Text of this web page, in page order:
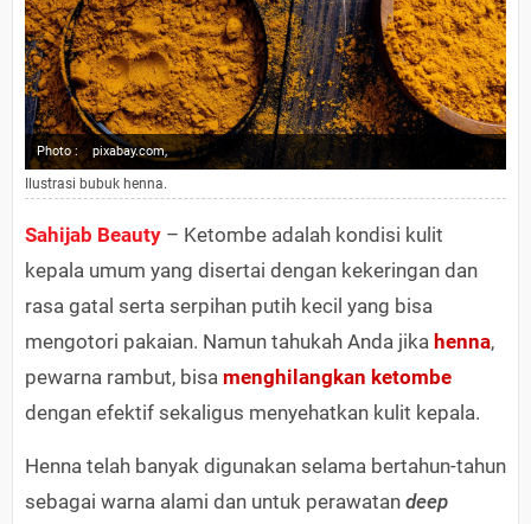
Photo : pixabay.com,
Ilustrasi bubuk henna.
Sahijab Beauty – Ketombe adalah kondisi kulit
kepala umum yang disertai dengan kekeringan dan
rasa gatal serta serpihan putih kecil yang bisa
mengotori pakaian. Namun tahukah Anda jika henna,
pewarna rambut, bisa menghilangkan ketombe
dengan efektif sekaligus menyehatkan kulit kepala.
Henna telah banyak digunakan selama bertahun-tahun
sebagai warna alami dan untuk perawatan deep